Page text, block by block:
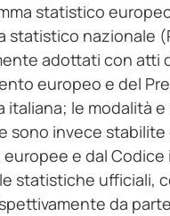
statistico
statistico nazionale
adottati con atti
europeo e del
italiana; le modalità
sono invece stabilite
e dal Codice
statistiche ufficiali,
da